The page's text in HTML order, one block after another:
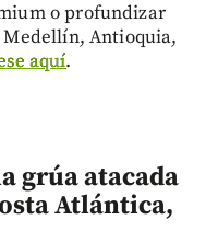
o profundizar
Medellín, Antioquia,
aquí.
grúa atacada
Atlántica,